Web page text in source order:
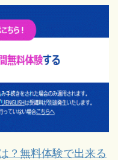
？無料体験で出来る